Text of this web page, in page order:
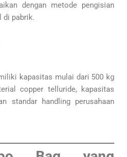
dengan metode pengisian
di pabrik.
kapasitas mulai dari 500 kg
copper telluride, kapasitas
standar handling perusahaan